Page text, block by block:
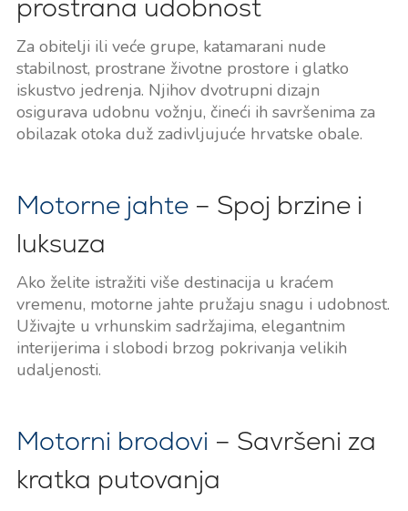
prostrana udobnost
Za obitelji ili veće grupe, katamarani nude
stabilnost, prostrane životne prostore i glatko
iskustvo jedrenja. Njihov dvotrupni dizajn
osigurava udobnu vožnju, čineći ih savršenima za
obilazak otoka duž zadivljujuće hrvatske obale.
Motorne jahte– Spoj brzine i
luksuza
Ako želite istražiti više destinacija u kraćem
vremenu, motorne jahte pružaju snagu i udobnost.
Uživajte u vrhunskim sadržajima, elegantnim
interijerima i slobodi brzog pokrivanja velikih
udaljenosti.
Motorni brodovi – Savršeni za
kratka putovanja